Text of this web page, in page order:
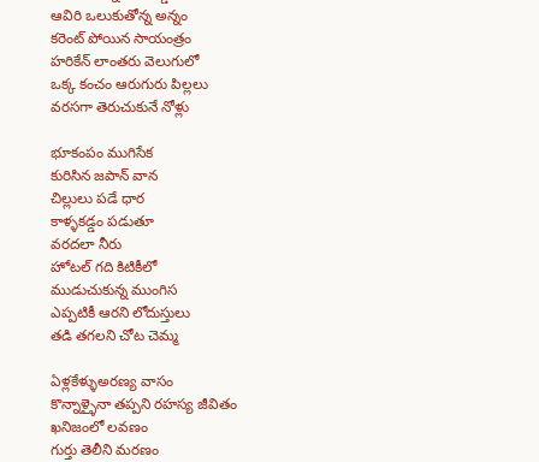
ఆవిరి ఒలుకుతోన్న అన్నం
కరెంట్ పోయిన సాయంత్రం
హరికేన్ లాంతరు వెలుగులో
ఒక్క కంచం ఆరుగురు పిల్లలు
వరసగా తెరుచుకునే నోళ్లు
భూకంపం ముగిసేక
కురిసిన జపాన్ వాన
చిల్లులు పడే ధార
కాళ్ళకడ్డం పడుతూ
వరదలా నీరు
హోటల్ గది కిటికీలో
ముడుచుకున్న ముంగిస
ఎప్పటికీ ఆరని లోదుస్తులు
తడి తగలని చోట చెమ్మ
ఏళ్లకేళ్ళుఅరణ్య వాసం
కొన్నాళ్ళైనా తప్పని రహస్య జీవితం
ఖనిజంలో లవణం
గుర్తు తెలీని మరణం